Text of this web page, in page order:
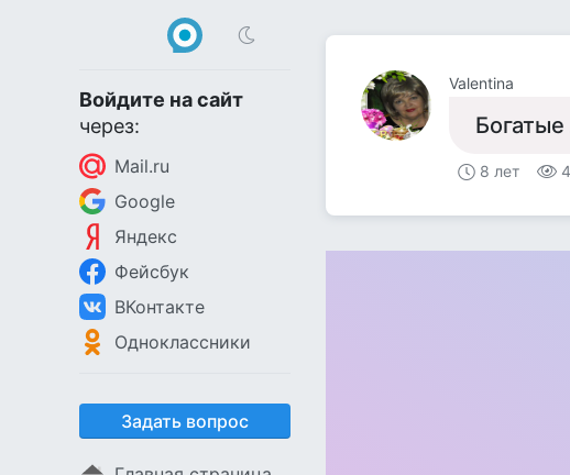
Войдите на сайт
через:
Mail.ru
Google
Яндекс
Фейсбук
ВКонтакте
Одноклассники
Задать вопрос
Valentina
8 лет